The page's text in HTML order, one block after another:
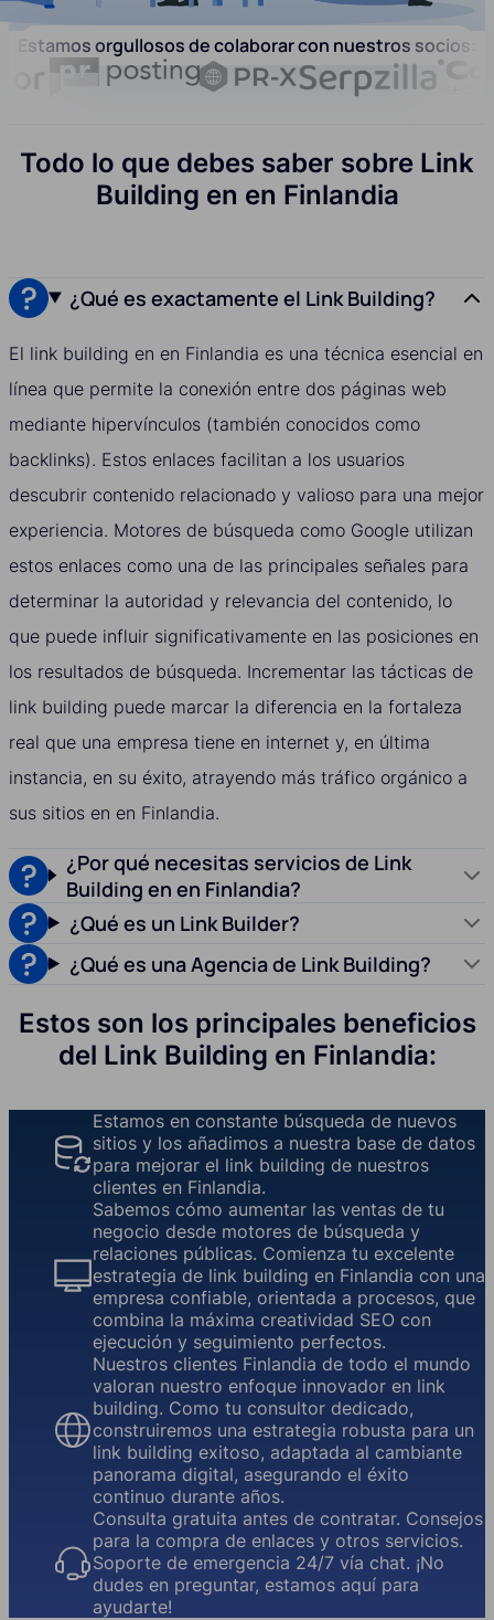
Estamos orgullosos de colaborar con nuestros socios:
Todo lo que debes saber sobre Link
Building en en Finlandia
¿Qué es exactamente el Link Building?
El link building en en Finlandia es una técnica esencial en
línea que permite la conexión entre dos páginas web
mediante hipervínculos (también conocidos como
backlinks). Estos enlaces facilitan a los usuarios
descubrir contenido relacionado y valioso para una mejor
experiencia. Motores de búsqueda como Google utilizan
estos enlaces como una de las principales señales para
determinar la autoridad y relevancia del contenido, lo
que puede influir significativamente en las posiciones en
los resultados de búsqueda. Incrementar las tácticas de
link building puede marcar la diferencia en la fortaleza
real que una empresa tiene en internet y, en última
instancia, en su éxito, atrayendo más tráfico orgánico a
sus sitios en en Finlandia.
¿Por qué necesitas servicios de Link
Building en en Finlandia?
¿Qué es un Link Builder?
¿Qué es una Agencia de Link Building?
Estos son los principales beneficios
del Link Building en Finlandia:
Estamos en constante búsqueda de nuevos
sitios y los añadimos a nuestra base de datos
para mejorar el link building de nuestros
clientes en Finlandia.
Sabemos cómo aumentar las ventas de tu
negocio desde motores de búsqueda y
relaciones públicas. Comienza tu excelente
estrategia de link building en Finlandia con una
empresa confiable, orientada a procesos, que
combina la máxima creatividad SEO con
ejecución y seguimiento perfectos.
Nuestros clientes Finlandia de todo el mundo
valoran nuestro enfoque innovador en link
building. Como tu consultor dedicado,
construiremos una estrategia robusta para un
link building exitoso, adaptada al cambiante
panorama digital, asegurando el éxito
continuo durante años.
Consulta gratuita antes de contratar. Consejos
para la compra de enlaces y otros servicios.
Soporte de emergencia 24/7 vía chat. ¡No
dudes en preguntar, estamos aquí para
ayudarte!